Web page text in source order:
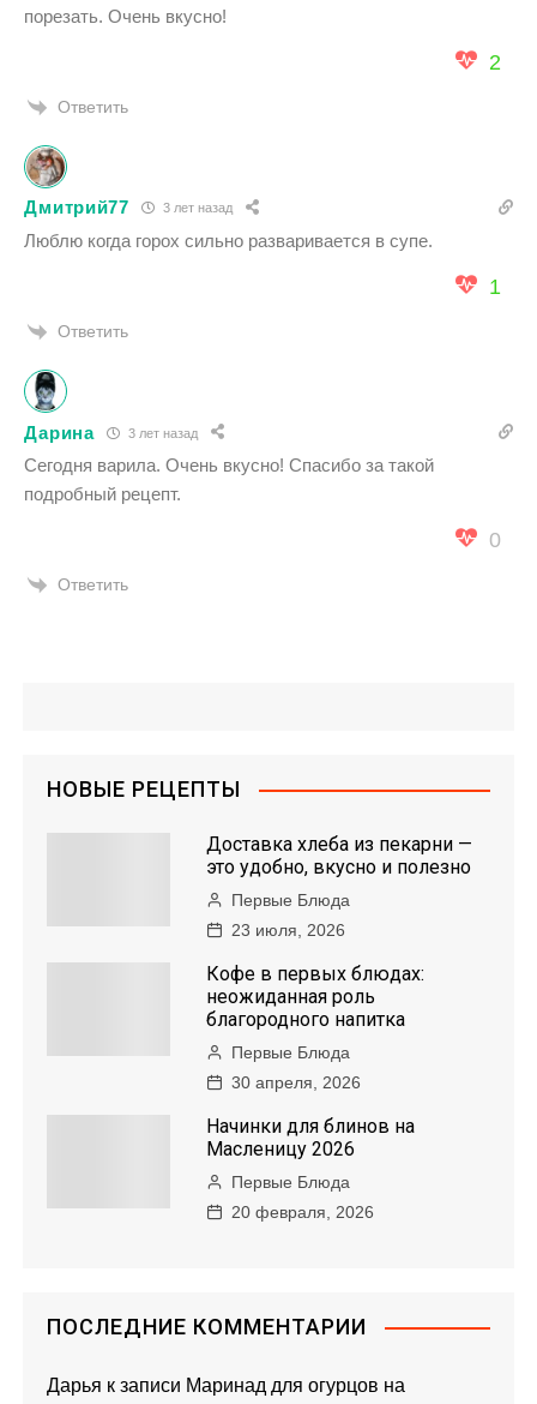
порезать. Очень вкусно!
2
Ответить
Дмитрий77 3 лет назад
Люблю когда горох сильно разваривается в супе.
1
Ответить
Дарина 3 лет назад
Сегодня варила. Очень вкусно! Спасибо за такой
подробный рецепт.
0
Ответить
НОВЫЕ РЕЦЕПТЫ
Доставка хлеба из пекарни —
это удобно, вкусно и полезно
Первые Блюда
23 июля, 2026
Кофе в первых блюдах:
неожиданная роль
благородного напитка
Первые Блюда
30 апреля, 2026
Начинки для блинов на
Масленицу 2026
Первые Блюда
20 февраля, 2026
ПОСЛЕДНИЕ КОММЕНТАРИИ
Дарья к записи Маринад для огурцов на